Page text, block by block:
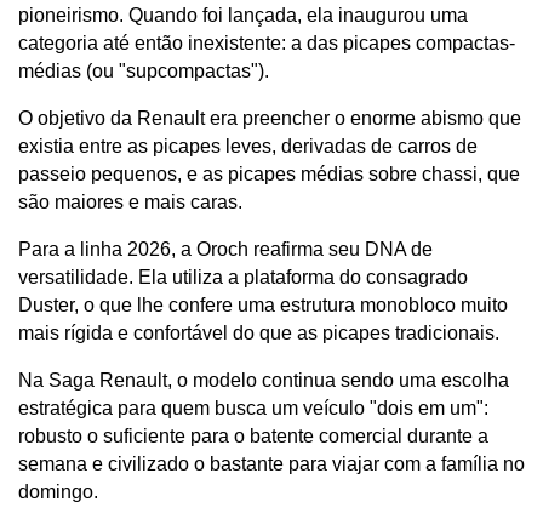
pioneirismo. Quando foi lançada, ela inaugurou uma
categoria até então inexistente: a das picapes compactas-
médias (ou "supcompactas").
O objetivo da Renault era preencher o enorme abismo que
existia entre as picapes leves, derivadas de carros de
passeio pequenos, e as picapes médias sobre chassi, que
são maiores e mais caras.
Para a linha 2026, a Oroch reafirma seu DNA de
versatilidade. Ela utiliza a plataforma do consagrado
Duster, o que lhe confere uma estrutura monobloco muito
mais rígida e confortável do que as picapes tradicionais.
Na Saga Renault, o modelo continua sendo uma escolha
estratégica para quem busca um veículo "dois em um":
robusto o suficiente para o batente comercial durante a
semana e civilizado o bastante para viajar com a família no
domingo.